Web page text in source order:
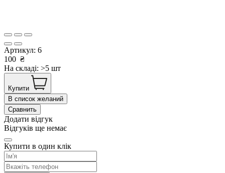
Артикул: 6
100 ₴
На складі: >5 шт
Купити
В список желаний
Сравнить
Додати відгук
Відгуків ще немає
Купити в один клік